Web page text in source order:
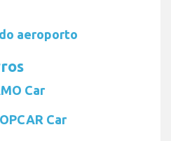
aeroporto
Car
Car